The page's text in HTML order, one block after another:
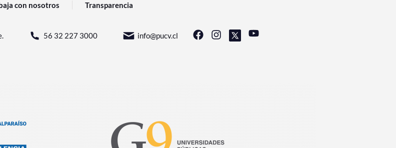
con nosotros Transparencia
56 32 227 3000 info@pucv.cl